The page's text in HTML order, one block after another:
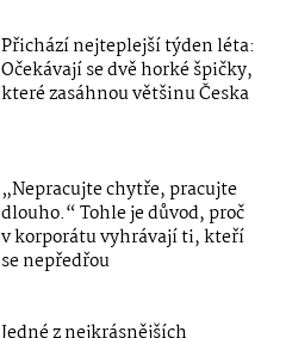
Přichází nejteplejší týden léta:
Očekávají se dvě horké špičky,
které zasáhnou většinu Česka
„Nepracujte chytře, pracujte
dlouho.“ Tohle je důvod, proč
v korporátu vyhrávají ti, kteří
se nepředřou